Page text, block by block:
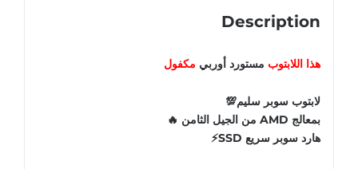
Description
هذا اللابتوب مستورد أوربي مكفول
لابتوب سوبر سليم💯
بمعالج AMD من الجيل الثامن 🔥
هارد سوبر سريع SSD⚡